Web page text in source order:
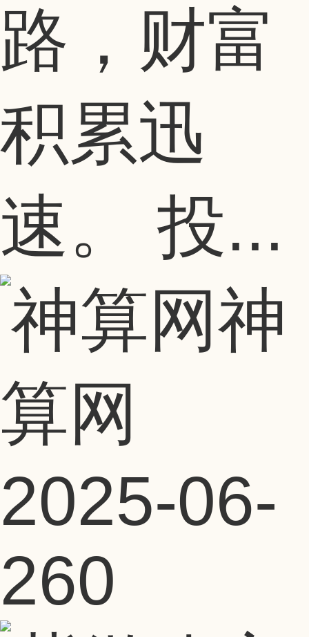
路，财富
积累迅
速。 投...
神
算网
2025-06-
260